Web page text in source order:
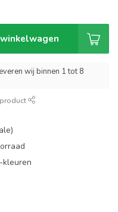
wij binnen 1 tot 8
kleuren